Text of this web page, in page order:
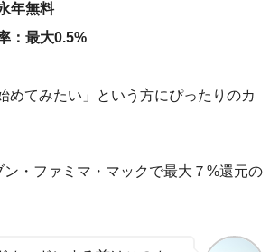
年無料
：最大0.5%
めてみたい」という方にぴったりのカ
ン・ファミマ・マックで最大７%還元の